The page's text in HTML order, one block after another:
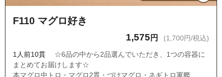
F110 マグロ好き
1,575 円 (1,700円/税込)
1人前10貫
☆6品の中から2品選んでいただき、1つの容器に
まとめてお届けします☆
本マグロ中トロ・マグロ2貫・づけマグロ・ネギトロ軍艦